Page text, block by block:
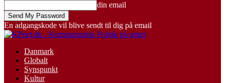
din email
En adgangskode vil blive sendt til dig på email
Danmark
Globalt
Synspunkt
Kultur